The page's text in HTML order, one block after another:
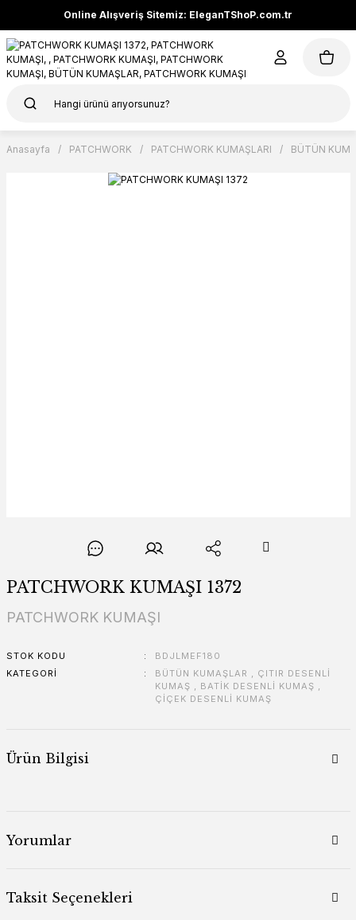
Online Alışveriş Sitemiz: EleganTShoP.com.tr
Anasayfa PATCHWORK PATCHWORK KUMAŞLARI BÜTÜN
PATCHWORK KUMAŞI 1372
PATCHWORK KUMAŞI
STOK KODU
BDJLMEF180
KATEGORI
BÜTÜN KUMAŞLAR , ÇITIR DESENLİ
KUMAŞ , BATİK DESENLİ KUMAŞ ,
ÇİÇEK DESENLİ KUMAŞ
Ürün Bilgisi
Yorumlar
Taksit Seçenekleri